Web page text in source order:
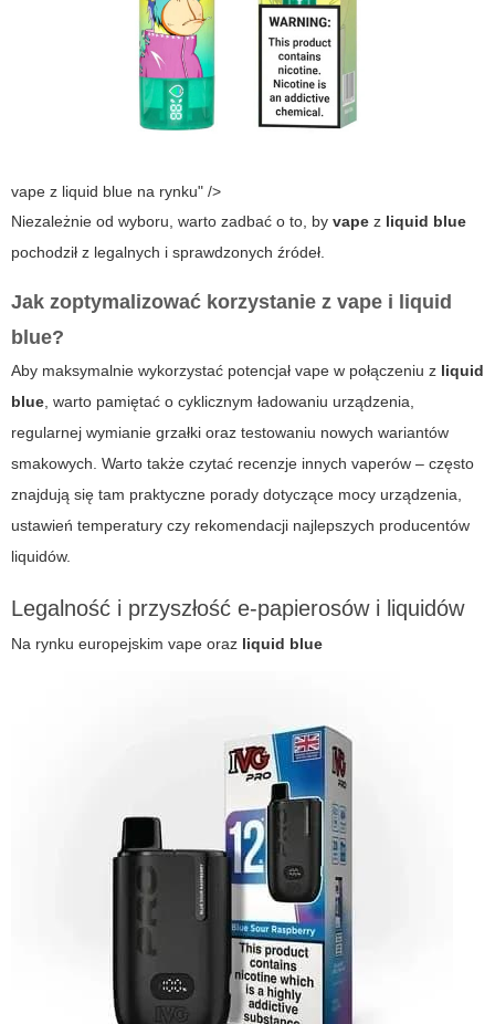
vape z liquid blue na rynku" />
Niezależnie od wyboru, warto zadbać o to, by vape z liquid blue
pochodził z legalnych i sprawdzonych źródeł.
Jak zoptymalizować korzystanie z vape i liquid
blue?
Aby maksymalnie wykorzystać potencjał vape w połączeniu z liquid
blue, warto pamiętać o cyklicznym ładowaniu urządzenia,
regularnej wymianie grzałki oraz testowaniu nowych wariantów
smakowych. Warto także czytać recenzje innych vaperów – często
znajdują się tam praktyczne porady dotyczące mocy urządzenia,
ustawień temperatury czy rekomendacji najlepszych producentów
liquidów.
Legalność i przyszłość e-papierosów i liquidów
Na rynku europejskim vape oraz liquid blue